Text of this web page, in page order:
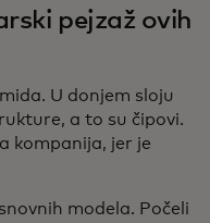
pejzaž ovih
U donjem sloju
a to su čipovi.
kompanija, jer je
modela. Počeli